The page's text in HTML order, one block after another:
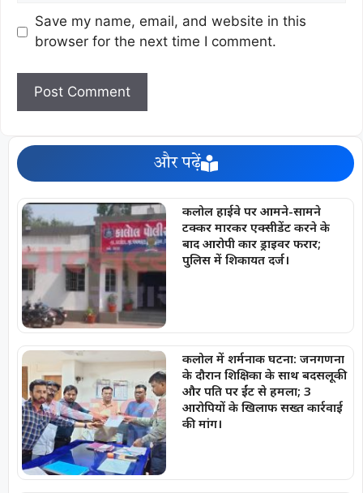
Save my name, email, and website in this
browser for the next time I comment.
और पढ़ें
कलोल हाईवे पर आमने-सामने
टक्कर मारकर एक्सीडेंट करने के
बाद आरोपी कार ड्राइवर फरार;
पुलिस में शिकायत दर्ज।
कलोल में शर्मनाक घटना: जनगणना
के दौरान शिक्षिका के साथ बदसलूकी
और पति पर ईंट से हमला; 3
आरोपियों के खिलाफ सख्त कार्रवाई
की मांग।